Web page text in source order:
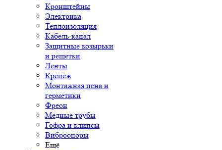
Кронштейны
Электрика
Теплоизоляция
Кабель-канал
Защитные козырьки
и решетки
Ленты
Крепеж
Монтажная пена и
герметики
Фреон
Медные трубы
Гофра и клипсы
Виброопоры
Ещё